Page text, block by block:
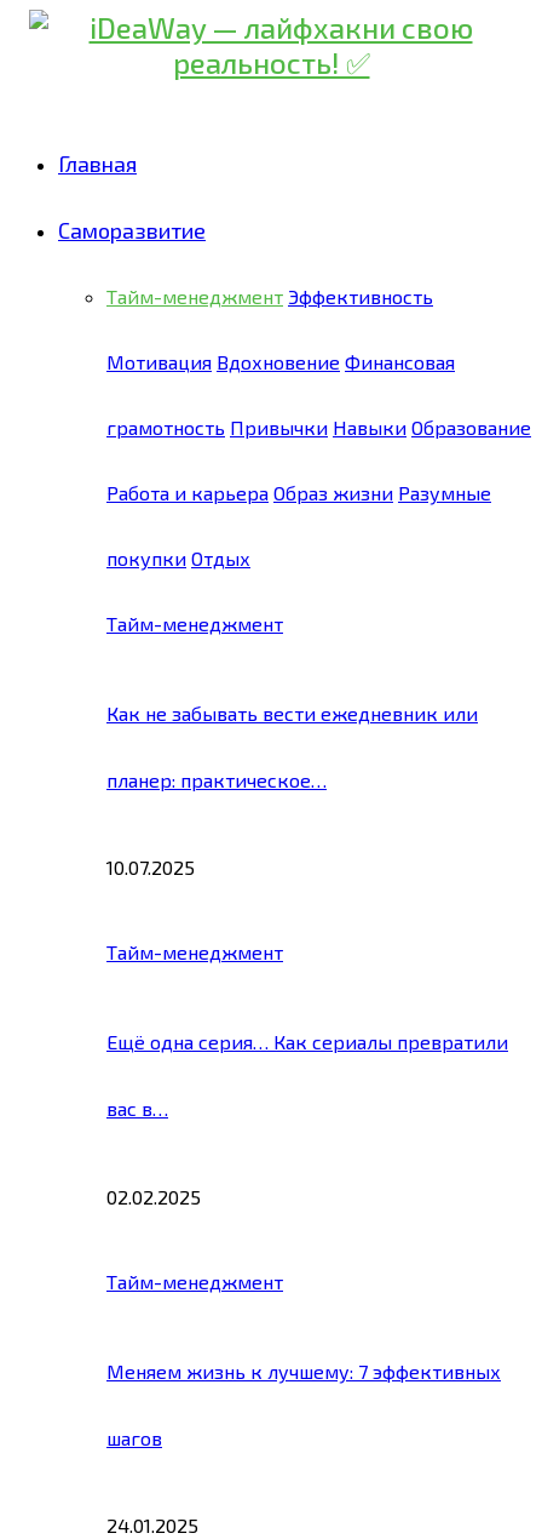
Главная
Саморазвитие
Тайм-менеджмент Эффективность
Мотивация Вдохновение Финансовая
грамотность Привычки Навыки Образование
Работа и карьера Образ жизни Разумные
покупки Отдых
Тайм-менеджмент
Как не забывать вести ежедневник или
планер: практическое…
10.07.2025
Тайм-менеджмент
Ещё одна серия… Как сериалы превратили
вас в…
02.02.2025
Тайм-менеджмент
Меняем жизнь к лучшему: 7 эффективных
шагов
24.01.2025